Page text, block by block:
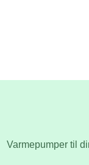
Varmepumper til